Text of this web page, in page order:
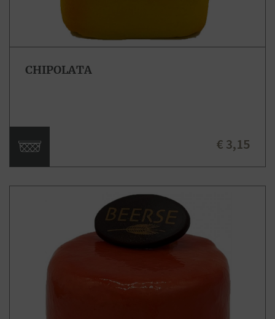
CHIPOLATA
€ 3,15